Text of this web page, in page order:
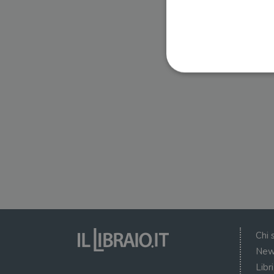
Chi
I cookie strettamente
wordpress_sec_[hash]
CookieScriptConsent